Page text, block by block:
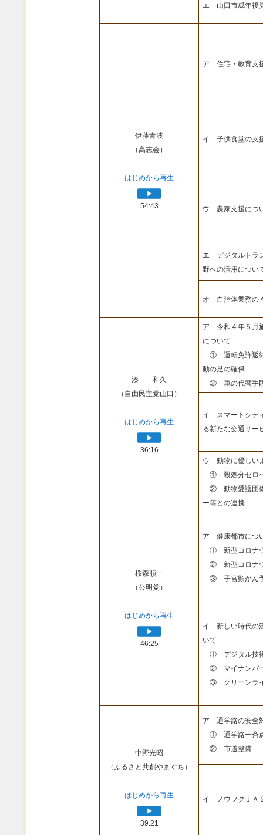
エ 山口市成年後
伊藤青波
（高志会）
はじめから再生
54:43
ア 住宅・教育支
イ 子供食堂の支
ウ 農家支援につ
エ デジタルトラ
野への活用につい
オ 自治体業務の
湊 和久
（自由民主党山口）
はじめから再生
36:16
ア 令和４年５月
について
① 運転免許返納
動の足の確保
② 車の代替手段
イ スマートシテ
る新たな交通サー
ウ 動物に優しい
① 殺処分ゼロへ
② 動物愛護団体
ー等との連携
桜森順一
（公明党）
はじめから再生
46:25
ア 健康都市につ
① 新型コロナウ
② 新型コロナウ
③ 子宮頸がん予
イ 新しい時代の
いて
① デジタル技
② マイナンバ
③ グリーンライ
中野光昭
（ふるさと共創やまぐち）
はじめから再生
39:21
ア 通学路の安全
① 通学路一斉
② 市道整備
イ ノウフクＪＡ